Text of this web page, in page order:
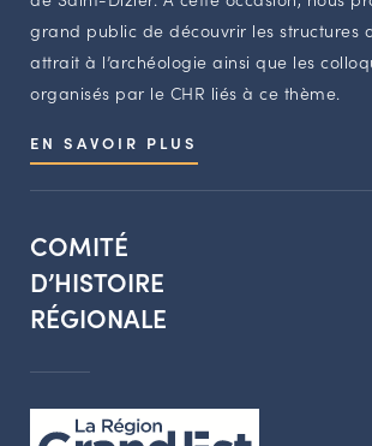
grand public de découvrir les structures
attrait à l’archéologie ainsi que les
organisés par le CHR liés à ce thème.
EN SAVOIR PLUS
COMITÉ
D’HISTOIRE
RÉGIONALE